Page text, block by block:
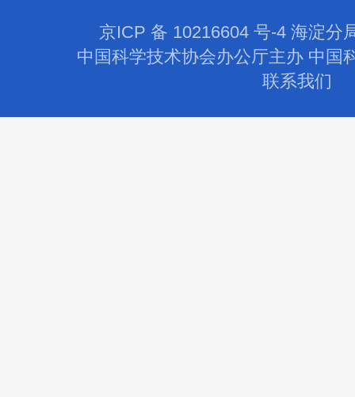
京ICP 备 10216604 号-4 海淀分
中国科学技术协会办公厅主办 中国
联系我们